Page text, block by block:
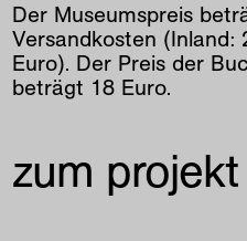
Der Museumspreis
Versandkosten (Inland:
Euro). Der Preis der
beträgt 18 Euro.
zum projekt